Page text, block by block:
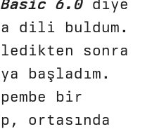
6.0 diye
dili buldum.
sonra
başladım.
bir
ortasında